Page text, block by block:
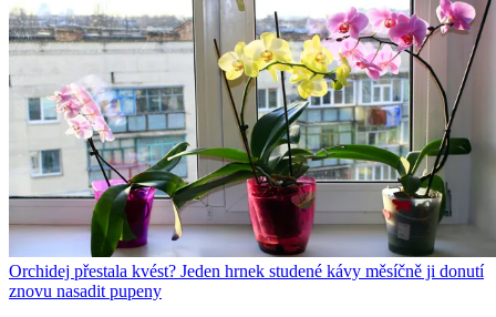
Orchidej přestala kvést? Jeden hrnek studené kávy měsíčně ji donutí
znovu nasadit pupeny